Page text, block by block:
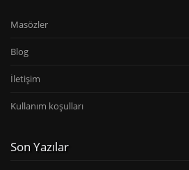
Masözler
Blog
İletişim
Kullanım koşulları
Son Yazılar